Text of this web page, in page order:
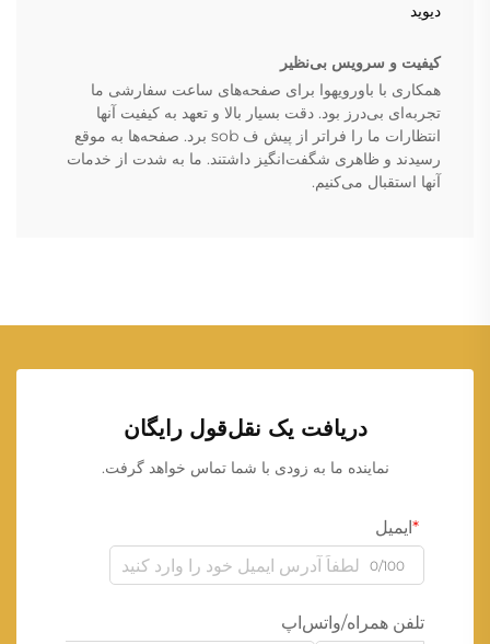
دیوید
کیفیت و سرویس بی‌نظیر
همکاری با باورویهوا برای صفحه‌های ساعت سفارشی ما
تجربه‌ای بی‌درز بود. دقت بسیار بالا و تعهد به کیفیت آنها
انتظارات ما را فراتر از پیش ف sob برد. صفحه‌ها به موقع
رسیدند و ظاهری شگفت‌انگیز داشتند. ما به شدت از خدمات
آنها استقبال می‌کنیم.
دریافت یک نقل‌قول رایگان
نماینده ما به زودی با شما تماس خواهد گرفت.
ایمیل
0/100
تلفن همراه/واتس‌اپ